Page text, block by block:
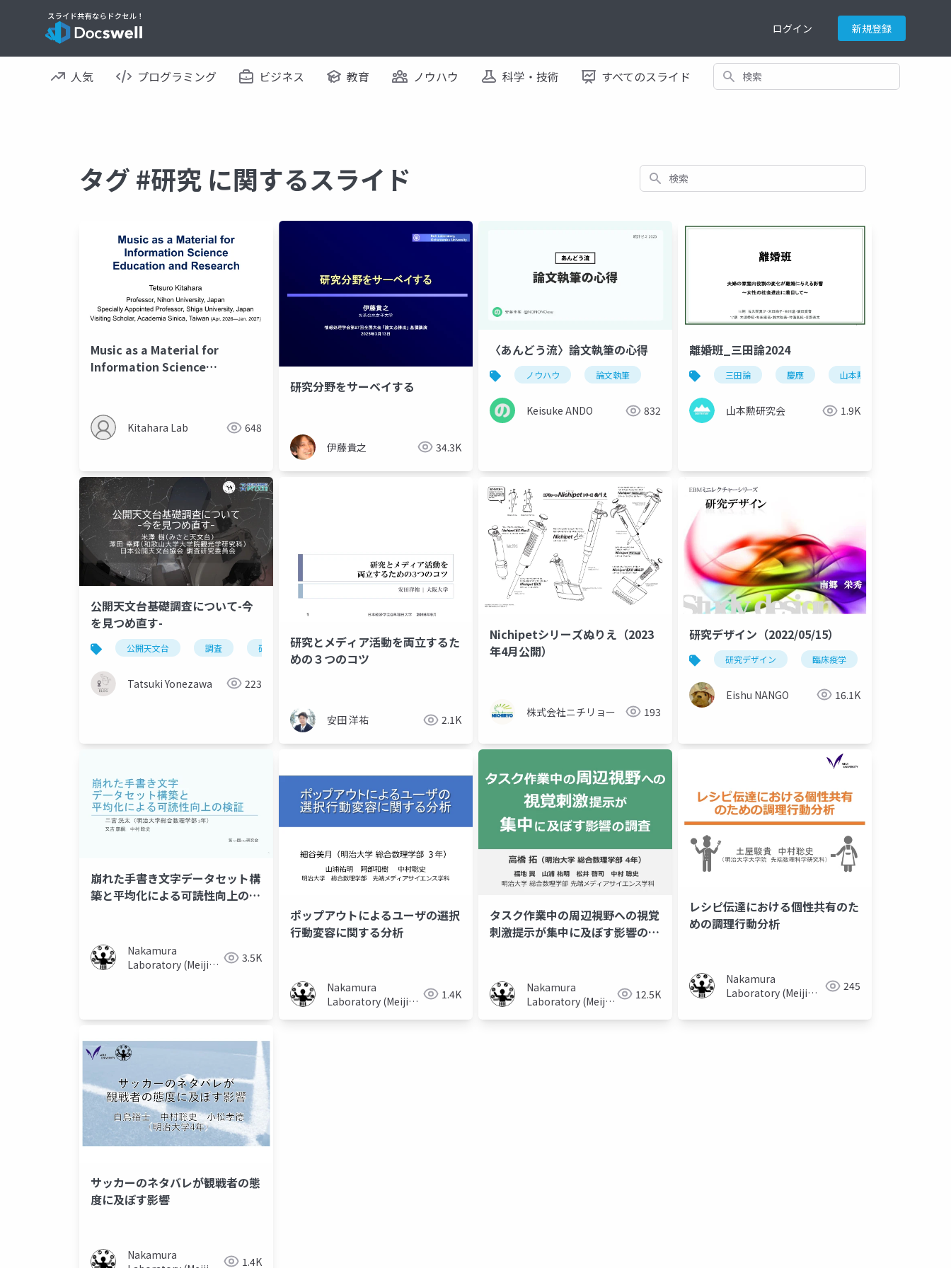
ログイン 新規登録
人気 プログラミング ビジネス 教育 ノウハウ 科学・技術 すべてのスライド 検索
タグ #研究 に関するスライド 検索
Music as a Material for
Information Science
Kitahara Lab 648
研究分野をサーベイする
伊藤貴之 34.3K
〈あんどう流〉論文執筆の心得
ノウハウ 論文執筆
Keisuke ANDO 832
離婚班_三田論2024
三田論 慶應 山本勲
山本勲研究会 1.9K
公開天文台基礎調査について-今
を見つめ直す-
公開天文台 調査 研究 基礎資料 施策
Tatsuki Yonezawa 223
研究とメディア活動を両立するた
めの３つのコツ
安田 洋祐 2.1K
Nichipetシリーズぬりえ（2023
年4月公開）
株式会社ニチリョー 193
研究デザイン（2022/05/15）
研究デザイン 臨床疫学
Eishu NANGO 16.1K
崩れた手書き文字データセット構
築と平均化による可読性向上の検
Nakamura
Laboratory (Meiji
3.5K
ポップアウトによるユーザの選択
行動変容に関する分析
Nakamura
Laboratory (Meiji
1.4K
タスク作業中の周辺視野への視覚
刺激提示が集中に及ぼす影響の調
Nakamura
Laboratory (Meiji
12.5K
レシピ伝達における個性共有のた
めの調理行動分析
Nakamura
Laboratory (Meiji
245
サッカーのネタバレが観戦者の態
度に及ぼす影響
Nakamura
1.4K